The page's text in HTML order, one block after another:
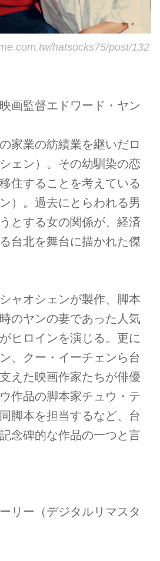
hatsocks75/post/132
画監督エドワード・ヤン
家業の紡績業を継いだロ
ェン）。その幼馴染の恋
住することを考えている
）。過去にとらわれる男
とする女の関係が、経済
台北を舞台に描かれた傑
ャオシェンが製作、脚本
のヤンの妻であった人気
ヒロインを演じる。更に
、クー・イーチェンら台
えた映画作家たちが俳優
作品の脚本家チュウ・テ
脚本を担当するなど、台
念碑的な作品の一つと言
リー（デジタルリマスタ